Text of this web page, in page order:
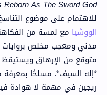
Reborn As The Sword God
للاهتمام على موضوع
الووشيا مع لمسة من
مدني ومعجب مخلص بروايات
متوقع من الإرهاق
*إله السيف*. مسلحًا بمعرفة
ريجين في مهمة لا هوادة